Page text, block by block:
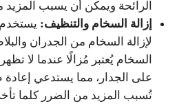
الرائحة ويمكن أن يسبب
إزالة السخام والتنظيف:
لإزالة السخام من الجدران
السخام يُعتبر مُزالًا عندما لا
على الجدار، مما يستدعي إعادة
تُسبب المزيد من الضرر كلما